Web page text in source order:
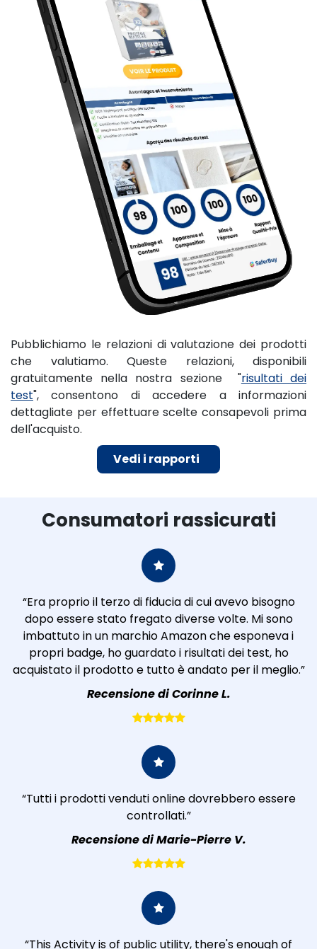
Pubblichiamo le relazioni di valutazione dei prodotti
che valutiamo. Queste relazioni, disponibili
gratuitamente nella nostra sezione "risultati dei
test", consentono di accedere a informazioni
dettagliate per effettuare scelte consapevoli prima
dell'acquisto.
Vedi i rapporti ​​​​​​
Consumatori rassicurati
“Era proprio il terzo di fiducia di cui avevo bisogno
dopo essere stato fregato diverse volte. Mi sono
imbattuto in un marchio Amazon che esponeva i
propri badge, ho guardato i risultati dei test, ho
acquistato il prodotto e tutto è andato per il meglio.”
Recensione di Corinne L.
“Tutti i prodotti venduti online dovrebbero essere
controllati.”
Recensione di Marie-Pierre V.
“This Activity is of public utility, there's enough of